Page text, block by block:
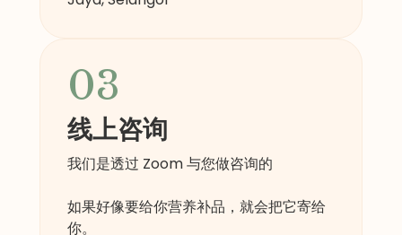
03
线上咨询
我们是透过 Zoom 与您做咨询的
如果好像要给你营养补品，就会把它寄给
你。